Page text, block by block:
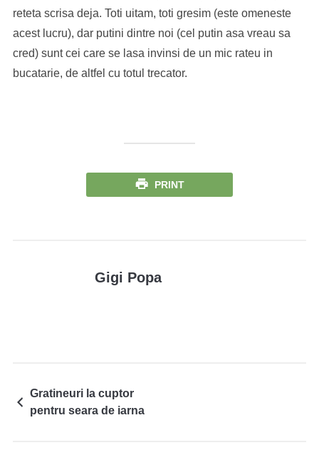
reteta scrisa deja. Toti uitam, toti gresim (este omeneste
acest lucru), dar putini dintre noi (cel putin asa vreau sa
cred) sunt cei care se lasa invinsi de un mic rateu in
bucatarie, de altfel cu totul trecator.
PRINT
Gigi Popa
Gratineuri la cuptor
pentru seara de iarna